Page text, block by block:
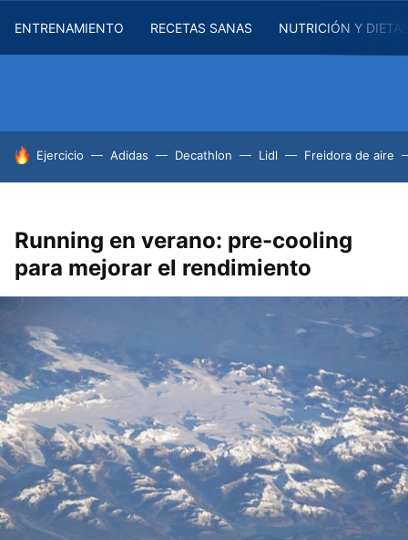
ENTRENAMIENTO RECETAS SANAS NUTRICIÓN Y
HOY SE HABLA DE
Ejercicio Adidas Decathlon Lidl Freidora de aire
Running en verano: pre-cooling
para mejorar el rendimiento